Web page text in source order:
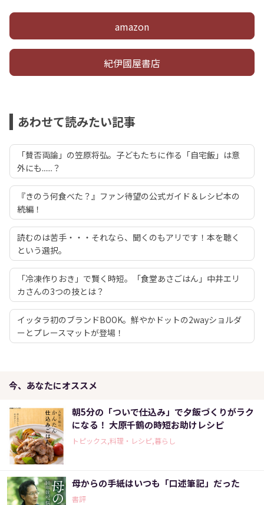
amazon
紀伊國屋書店
あわせて読みたい記事
「賛否両論」の笠原将弘。子どもたちに作る「自宅飯」は意
外にも......？
『きのう何食べた？』ファン待望の公式ガイド＆レシピ本の
続編！
読むのは苦手・・・それなら、聞くのもアリです！本を聴く
という選択。
「冷凍作りおき」で賢く時短。「食堂あさごはん」中井エリ
カさんの3つの技とは？
イッタラ初のブランドBOOK。鮮やかドットの2wayショルダ
ーとプレースマットが登場！
今、あなたにオススメ
朝5分の「ついで仕込み」で夕飯づくりがラク
になる！ 大原千鶴の時短お助けレシピ
トピックス,料理・レシピ,暮らし
母からの手紙はいつも「口述筆記」だった
書評